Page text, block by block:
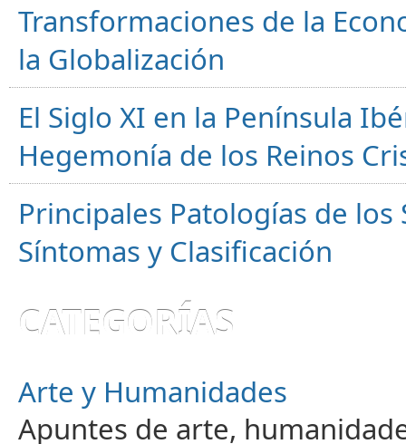
Transformaciones de la
la Globalización
El Siglo XI en la Península
Hegemonía de los Reinos
Principales Patologías de
Síntomas y Clasificación
CATEGORÍAS
Arte y Humanidades
Apuntes de arte,